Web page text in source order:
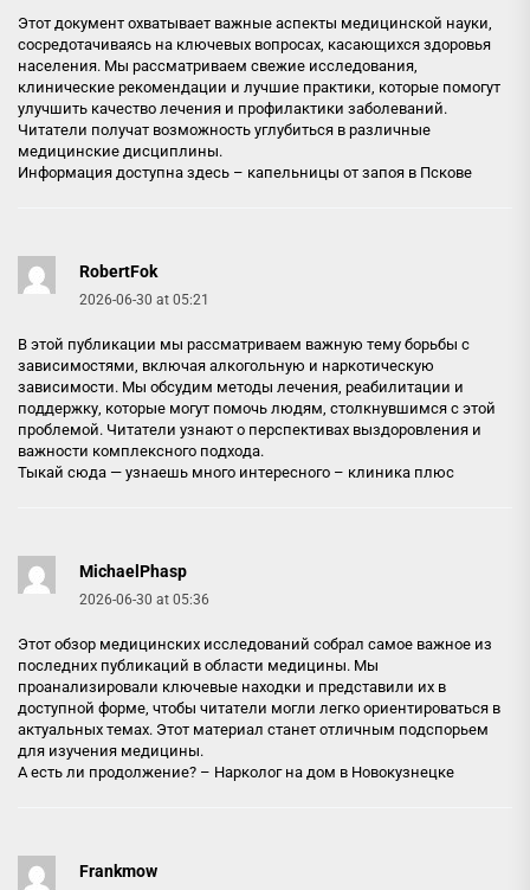
Этот документ охватывает важные аспекты медицинской науки,
сосредотачиваясь на ключевых вопросах, касающихся здоровья
населения. Мы рассматриваем свежие исследования,
клинические рекомендации и лучшие практики, которые помогут
улучшить качество лечения и профилактики заболеваний.
Читатели получат возможность углубиться в различные
медицинские дисциплины.
Информация доступна здесь – капельницы от запоя в Пскове
RobertFok
2026-06-30 at 05:21
В этой публикации мы рассматриваем важную тему борьбы с
зависимостями, включая алкогольную и наркотическую
зависимости. Мы обсудим методы лечения, реабилитации и
поддержку, которые могут помочь людям, столкнувшимся с этой
проблемой. Читатели узнают о перспективах выздоровления и
важности комплексного подхода.
Тыкай сюда — узнаешь много интересного – клиника плюс
MichaelPhasp
2026-06-30 at 05:36
Этот обзор медицинских исследований собрал самое важное из
последних публикаций в области медицины. Мы
проанализировали ключевые находки и представили их в
доступной форме, чтобы читатели могли легко ориентироваться в
актуальных темах. Этот материал станет отличным подспорьем
для изучения медицины.
А есть ли продолжение? – Нарколог на дом в Новокузнецке
Frankmow